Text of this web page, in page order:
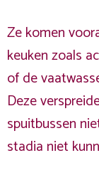
Ze komen
keuken zoals
of de
Deze
spuitbussen
stadia niet